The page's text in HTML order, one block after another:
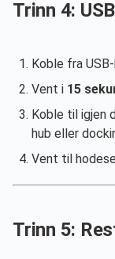
Trinn 4:
Koble fra
Vent i 15
Koble til igjen
hub eller
Vent til
Trinn 5: